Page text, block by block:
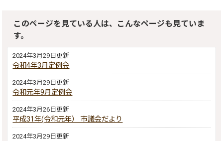
このページを見ている人は、こんなページも見ていま
す。
2024年3月29日更新
令和4年3月定例会
2024年3月29日更新
令和元年9月定例会
2024年3月26日更新
平成31年(令和元年） 市議会だより
2024年3月29日更新